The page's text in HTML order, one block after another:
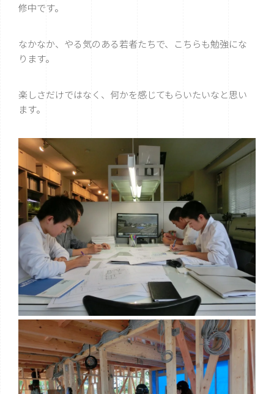
修中です。
なかなか、やる気のある若者たちで、こちらも勉強にな
ります。
楽しさだけではなく、何かを感じてもらいたいなと思い
ます。